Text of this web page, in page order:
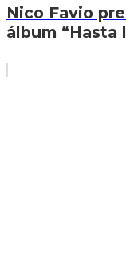
Nico Favio
álbum “Hasta